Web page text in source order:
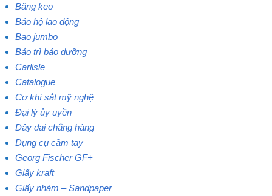
Băng keo
Bảo hộ lao động
Bao jumbo
Bảo trì bảo dưỡng
Carlisle
Catalogue
Cơ khí sắt mỹ nghệ
Đại lý ủy uyền
Dây đai chằng hàng
Dụng cụ cầm tay
Georg Fischer GF+
Giấy kraft
Giấy nhám – Sandpaper